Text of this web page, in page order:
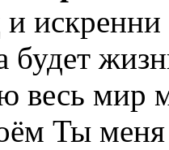
и искренни
будет
весь мир
Ты